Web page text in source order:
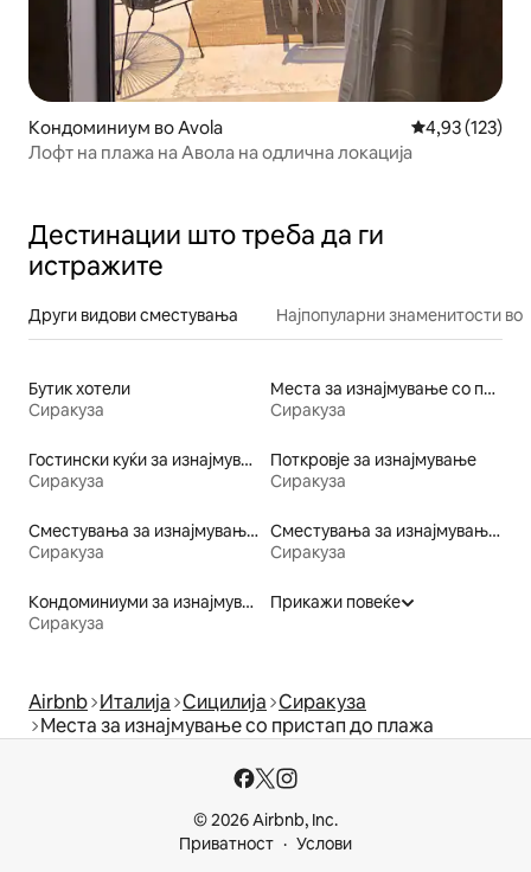
Кондоминиум во Avola Просечна
4,93 (123)
Лофт на плажа на Авола на одлична локација
Дестинации што треба да ги
истражите
Други видови сместувања Најпопуларни знаменитости во
Бутик хотели
Сиракуза
Места за изнајмување со пристап до езеро
Сиракуза
Гостински куќи за изнајмување
Сиракуза
Поткровје за изнајмување
Сиракуза
Сместувања за изнајмување со сауна
Сиракуза
Сместувања за изнајмување со кревет со пристапна висина
Сиракуза
Кондоминиуми за изнајмување
Сиракуза
Прикажи повеќе
Airbnb Италија Сицилија Сиракуза
Места за изнајмување со пристап до плажа
© 2026 Airbnb, Inc.
Приватност
Услови